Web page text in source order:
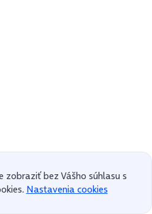
zobraziť bez Vášho súhlasu s
Nastavenia cookies